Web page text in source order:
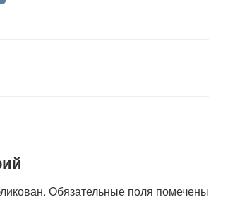
Обязательные поля помечены